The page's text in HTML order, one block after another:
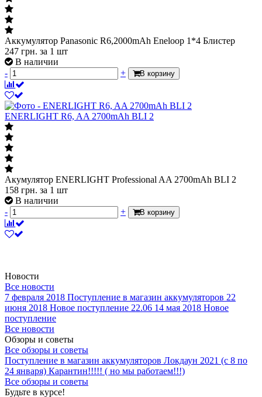
Аккумулятор Panasonic R6,2000mAh Eneloop 1*4 Блистер
247 грн. за 1 шт
В наличии
-
+ В корзину
ENERLIGHT R6, AA 2700mAh BLI 2
Акумулятор ENERLIGHT Professional AA 2700mAh BLI 2
158 грн. за 1 шт
В наличии
-
+ В корзину
Новости
Все новости
7 февраля 2018 Поступление в магазин аккумуляторов 22
июня 2018 Новое поступление 22.06 14 мая 2018 Новое
поступление
Все новости
Обзоры и советы
Все обзоры и советы
Поступление в магазин аккумуляторов Локдаун 2021 (с 8 по
24 января) Карантин!!!!! ( но мы работаем!!!)
Все обзоры и советы
Будьте в курсе!